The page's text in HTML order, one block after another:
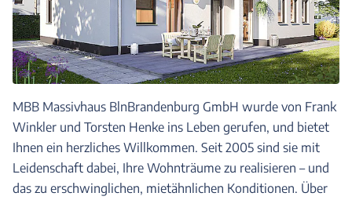
MBB Massivhaus BlnBrandenburg GmbH wurde von Frank
Winkler und Torsten Henke ins Leben gerufen, und bietet
Ihnen ein herzliches Willkommen. Seit 2005 sind sie mit
Leidenschaft dabei, Ihre Wohnträume zu realisieren – und
das zu erschwinglichen, mietähnlichen Konditionen. Über